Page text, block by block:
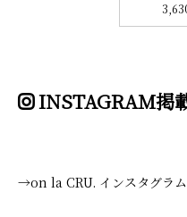
INSTAGRAM掲
→on la CRU. インスタグラム